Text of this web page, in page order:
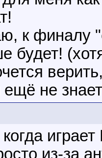
к финалу
будет!
не
из-за